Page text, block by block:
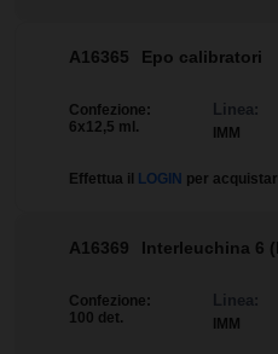
A16365 Epo calibratori
Confezione:
6x12,5 ml.
Linea:
IMM
Effettua il LOGIN per
A16369 Interleuchina 6
Confezione:
100 det.
Linea:
IMM